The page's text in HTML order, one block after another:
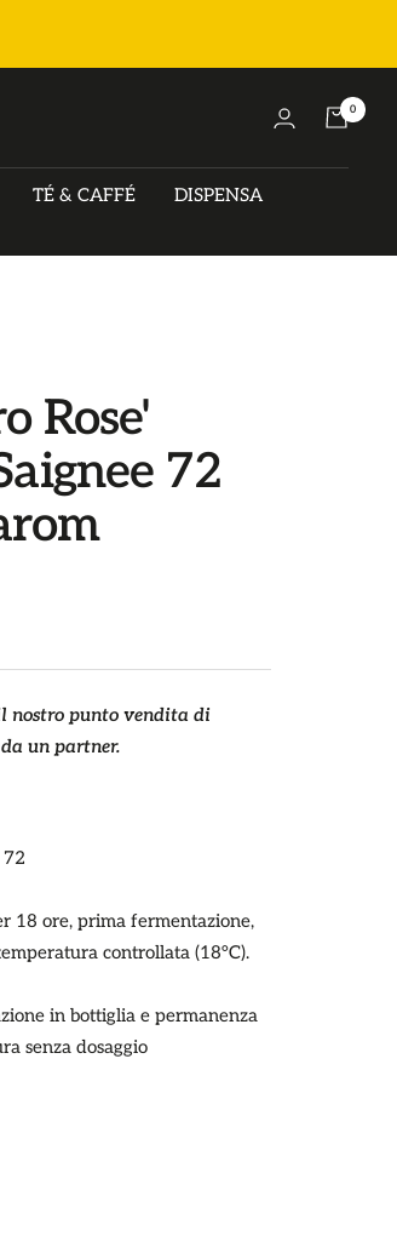
0
TÉ & CAFFÉ
DISPENSA
Rose'
72
nostro punto vendita di
un partner.
72
18 ore, prima fermentazione,
controllata (18°C).
in bottiglia e permanenza
senza dosaggio